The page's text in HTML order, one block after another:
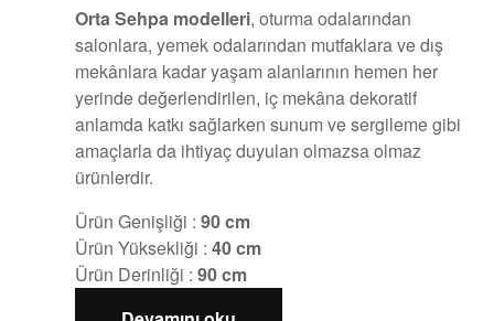
Orta Sehpa modelleri, oturma odalarından
salonlara, yemek odalarından mutfaklara ve dış
mekânlara kadar yaşam alanlarının hemen her
yerinde değerlendirilen, iç mekâna dekoratif
anlamda katkı sağlarken sunum ve sergileme gibi
amaçlarla da ihtiyaç duyulan olmazsa olmaz
ürünlerdir.
Ürün Genişliği : 90 cm
Ürün Yüksekliği : 40 cm
Ürün Derinliği : 90 cm